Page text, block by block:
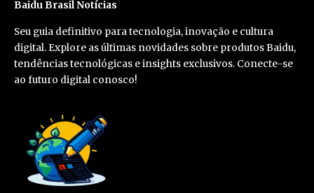
Baidu Brasil Notícias
Seu guia definitivo para tecnologia, inovação e cultura
digital. Explore as últimas novidades sobre produtos Baidu,
tendências tecnológicas e insights exclusivos. Conecte-se
ao futuro digital conosco!